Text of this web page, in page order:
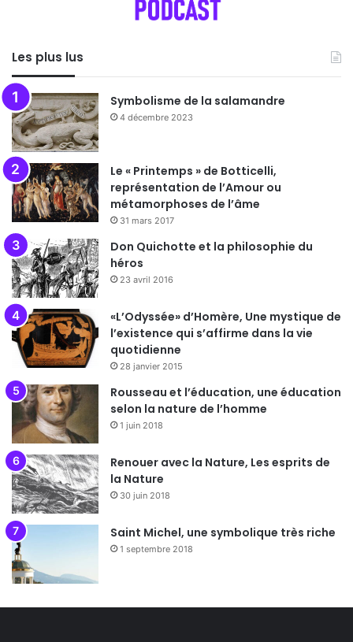
Les plus lus
Symbolisme de la salamandre
4 décembre 2023
Le « Printemps » de Botticelli,
représentation de l’Amour ou
métamorphoses de l’âme
31 mars 2017
Don Quichotte et la philosophie du
héros
23 avril 2016
«L’Odyssée» d’Homère, Une mystique de
l’existence qui s’affirme dans la vie
quotidienne
28 janvier 2015
Rousseau et l’éducation, une éducation
selon la nature de l’homme
1 juin 2018
Renouer avec la Nature, Les esprits de
la Nature
30 juin 2018
Saint Michel, une symbolique très riche
1 septembre 2018